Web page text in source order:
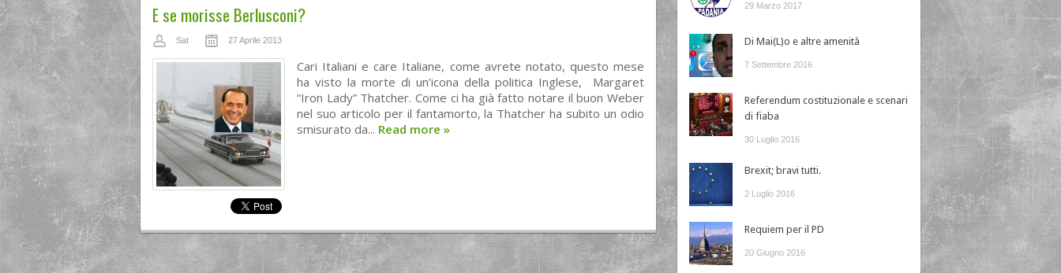
E se morisse Berlusconi?
Sat 27 Aprile 2013
Cari Italiani e care Italiane, come avrete notato, questo mese
ha visto la morte di un’icona della politica Inglese, Margaret
“Iron Lady” Thatcher. Come ci ha già fatto notare il buon Weber
nel suo articolo per il fantamorto, la Thatcher ha subito un odio
smisurato da... Read more »
29 Marzo 2017
Di Mai(L)o e altre amenità
7 Settembre 2016
Referendum costituzionale e scenari
di fiaba
30 Luglio 2016
Brexit; bravi tutti.
2 Luglio 2016
Requiem per il PD
20 Giugno 2016